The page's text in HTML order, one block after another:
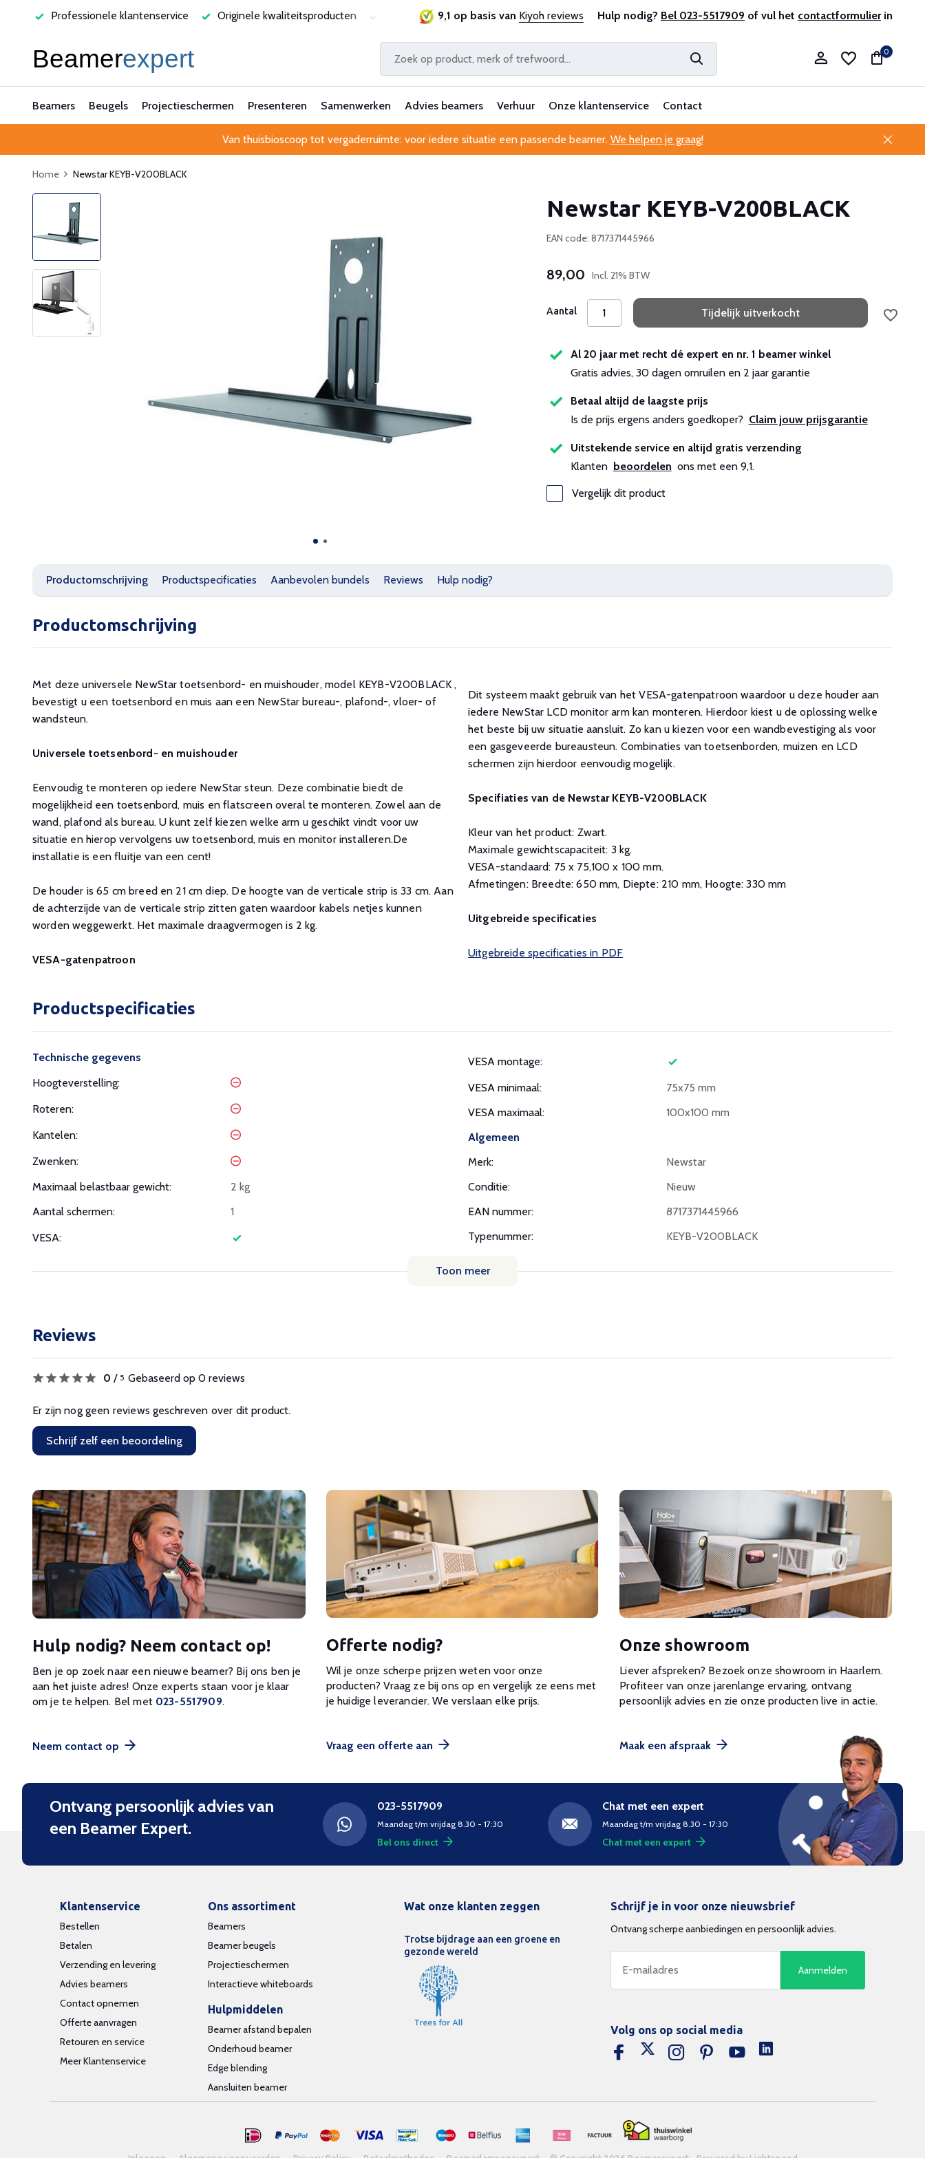
Professionele klantenservice Originele kwaliteitsproducten Laagste prijsgarantie Al 25 jaar betrouwbaar en ervaren Professionele klantenservice
9,1 op basis van Kiyoh reviews Hulp nodig? Bel 023-5517909 of vul het contactformulierin
Account aanmaken
0
Beamers Beugels Projectieschermen Presenteren Samenwerken Advies beamers Verhuur Onze klantenservice Contact
Van thuisbioscoop tot vergaderruimte: voor iedere situatie een passende beamer. We helpen je graag!
Home Newstar KEYB-V200BLACK
Newstar KEYB-V200BLACK
EAN code: 8717371445966
89,00 Incl. 21% BTW
Aantal Tijdelijk uitverkocht
Al 20 jaar met recht dé expert en nr. 1 beamer winkel
Gratis advies, 30 dagen omruilen en 2 jaar garantie
Betaal altijd de laagste prijs
Is de prijs ergens anders goedkoper? Claim jouw prijsgarantie
Uitstekende service en altijd gratis verzending
Klanten beoordelen ons met een 9,1.
Vergelijk dit product
Productomschrijving Productspecificaties Aanbevolen bundels Reviews Hulp nodig?
Productomschrijving
Met deze universele NewStar toetsenbord- en muishouder, model KEYB-V200BLACK ,
bevestigt u een toetsenbord en muis aan een NewStar bureau-, plafond-, vloer- of
wandsteun.
Universele toetsenbord- en muishouder
Eenvoudig te monteren op iedere NewStar steun. Deze combinatie biedt de
mogelijkheid een toetsenbord, muis en flatscreen overal te monteren. Zowel aan de
wand, plafond als bureau. U kunt zelf kiezen welke arm u geschikt vindt voor uw
situatie en hierop vervolgens uw toetsenbord, muis en monitor installeren.De
installatie is een fluitje van een cent!
De houder is 65 cm breed en 21 cm diep. De hoogte van de verticale strip is 33 cm. Aan
de achterzijde van de verticale strip zitten gaten waardoor kabels netjes kunnen
worden weggewerkt. Het maximale draagvermogen is 2 kg.
VESA-gatenpatroon
Dit systeem maakt gebruik van het VESA-gatenpatroon waardoor u deze houder aan
iedere NewStar LCD monitor arm kan monteren. Hierdoor kiest u de oplossing welke
het beste bij uw situatie aansluit. Zo kan u kiezen voor een wandbevestiging als voor
een gasgeveerde bureausteun. Combinaties van toetsenborden, muizen en LCD
schermen zijn hierdoor eenvoudig mogelijk.
Specifiaties van de Newstar KEYB-V200BLACK
Kleur van het product: Zwart.
Maximale gewichtscapaciteit: 3 kg.
VESA-standaard: 75 x 75,100 x 100 mm.
Afmetingen: Breedte: 650 mm, Diepte: 210 mm, Hoogte: 330 mm
Uitgebreide specificaties
Uitgebreide specificaties in PDF
Productspecificaties
Technische gegevens
Hoogteverstelling:
Roteren:
Kantelen:
Zwenken:
Maximaal belastbaar gewicht:
2 kg
Aantal schermen:
1
VESA:
VESA montage:
VESA minimaal:
75x75 mm
VESA maximaal:
100x100 mm
Algemeen
Merk:
Newstar
Conditie:
Nieuw
EAN nummer:
8717371445966
Typenummer:
KEYB-V200BLACK
Toon meer
Reviews
0 / 5 Gebaseerd op 0 reviews
Er zijn nog geen reviews geschreven over dit product.
Schrijf zelf een beoordeling
Hulp nodig? Neem contact op!
Ben je op zoek naar een nieuwe beamer? Bij ons ben je
aan het juiste adres! Onze experts staan voor je klaar
om je te helpen. Bel met 023-5517909.
Neem contact op
Offerte nodig?
Wil je onze scherpe prijzen weten voor onze
producten? Vraag ze bij ons op en vergelijk ze eens met
je huidige leverancier. We verslaan elke prijs.
Vraag een offerte aan
Onze showroom
Liever afspreken? Bezoek onze showroom in Haarlem.
Profiteer van onze jarenlange ervaring, ontvang
persoonlijk advies en zie onze producten live in actie.
Maak een afspraak
Ontvang persoonlijk advies van
een Beamer Expert.
023-5517909
Maandag t/m vrijdag 8.30 - 17:30
Bel ons direct
Chat met een expert
Maandag t/m vrijdag 8.30 - 17:30
Chat met een expert
Klantenservice
Bestellen
Betalen
Verzending en levering
Advies beamers
Contact opnemen
Offerte aanvragen
Retouren en service
Meer Klantenservice
Ons assortiment
Beamers
Beamer beugels
Projectieschermen
Interactieve whiteboards
Hulpmiddelen
Beamer afstand bepalen
Onderhoud beamer
Edge blending
Aansluiten beamer
Wat onze klanten zeggen
Trotse bijdrage aan een groene en
gezonde wereld
Schrijf je in voor onze nieuwsbrief
Ontvang scherpe aanbiedingen en persoonlijk advies.
Aanmelden
Volg ons op social media